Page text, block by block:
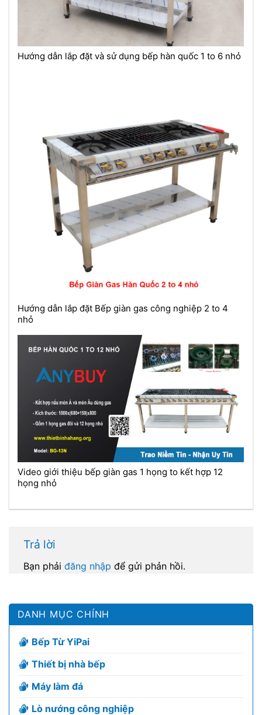
Hướng dẫn lắp đặt và sử dụng bếp hàn quốc 1 to 6 nhỏ
Hướng dẫn lắp đặt Bếp giàn gas công nghiệp 2 to 4
nhỏ
Video giới thiệu bếp giàn gas 1 họng to kết hợp 12
họng nhỏ
Trả lời
Bạn phải đăng nhập để gửi phản hồi.
DANH MỤC CHÍNH
Bếp Từ YiPai
Thiết bị nhà bếp
Máy làm đá
Lò nướng công nghiệp